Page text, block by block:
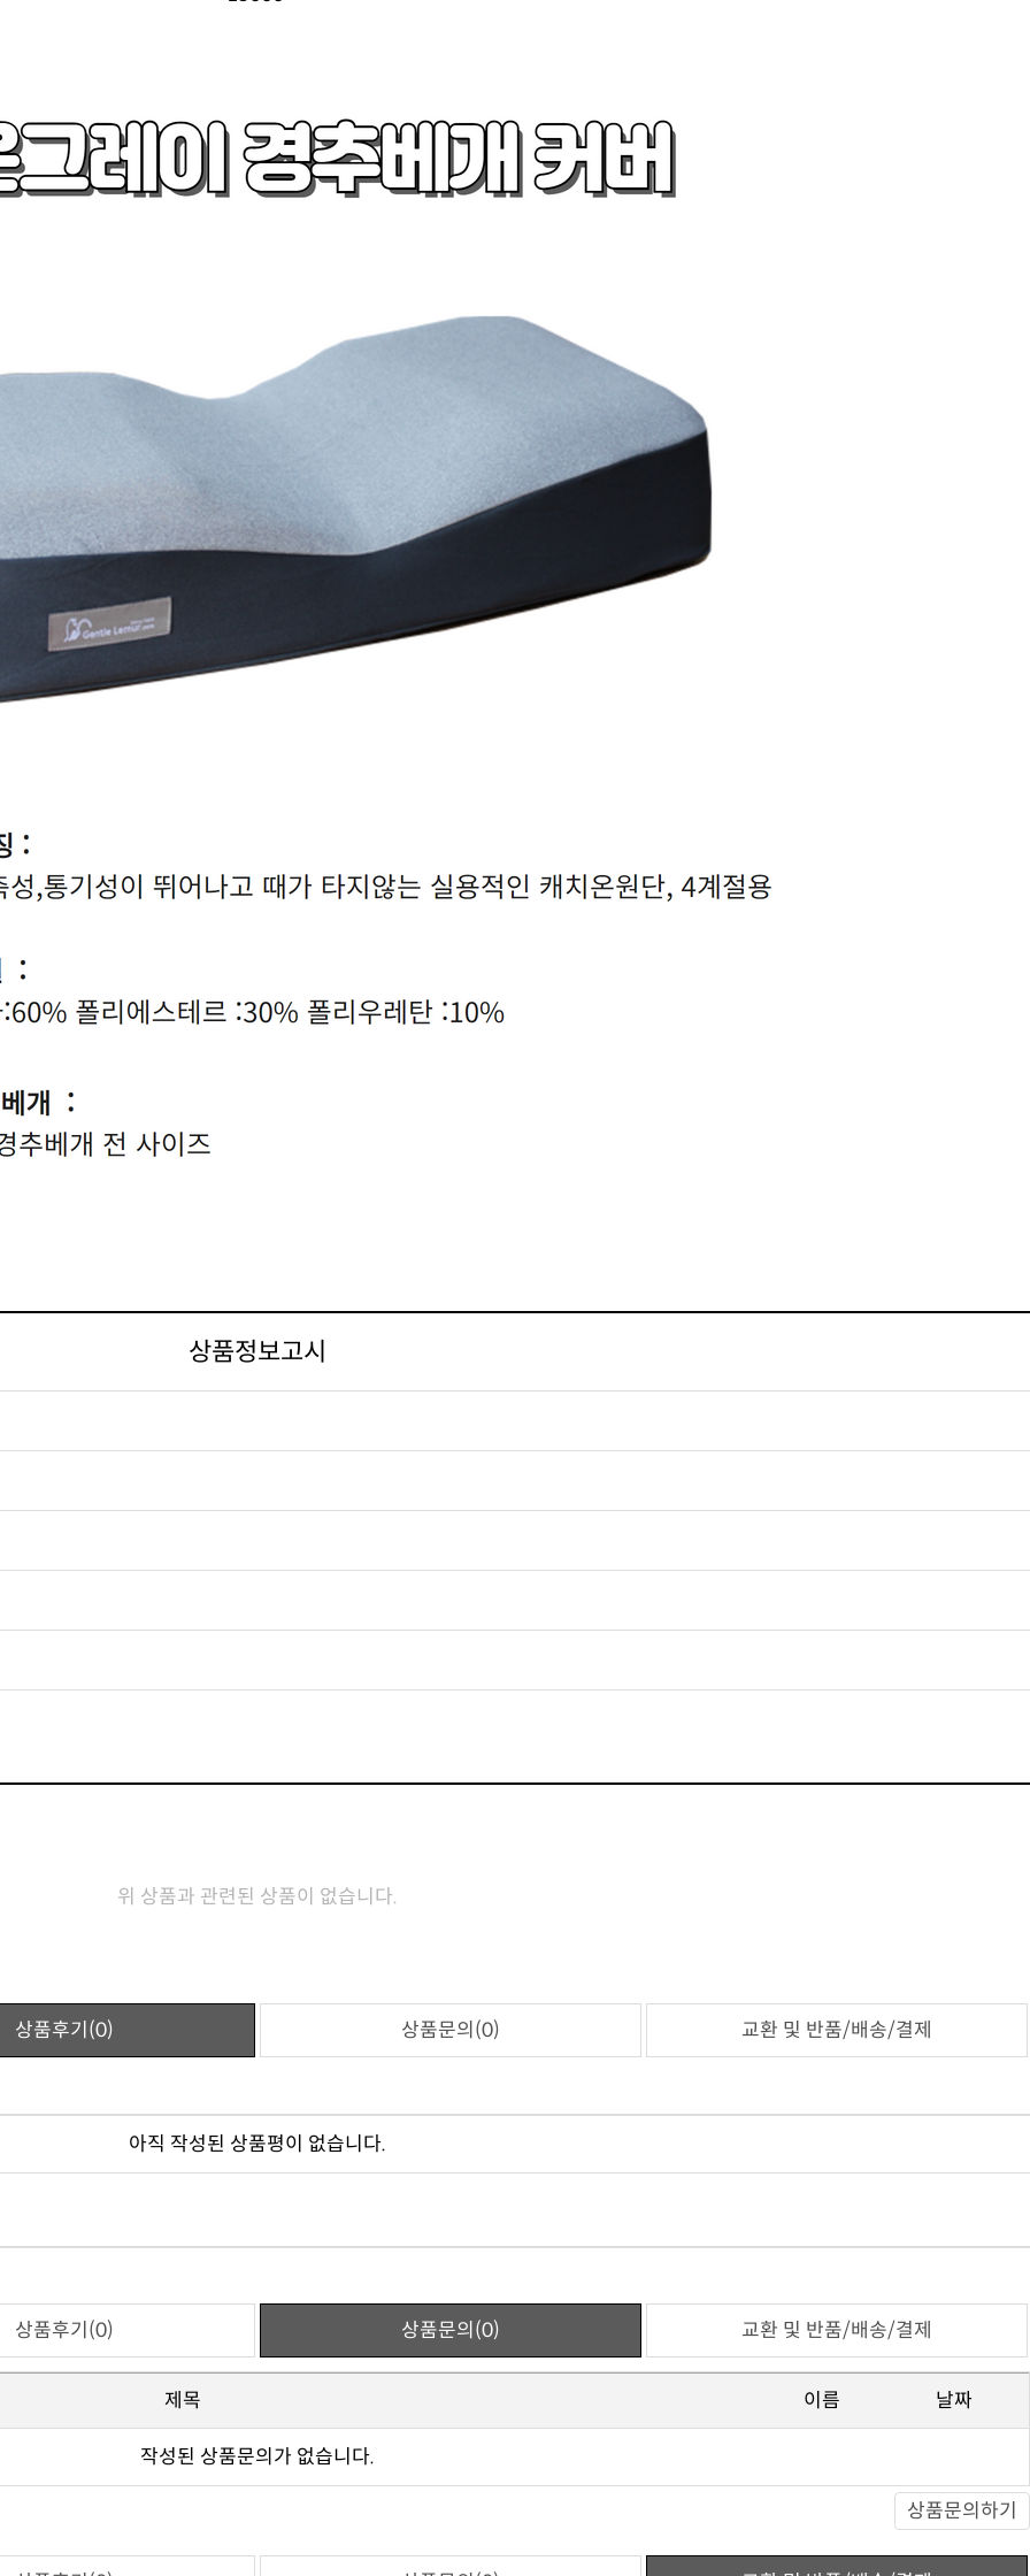
상품정보고시
위 상품과 관련된 상품이 없습니다.
상품후기(0) 상품문의(0) 교환 및 반품/배송/결제
아직 작성된 상품평이 없습니다.
상품후기(0) 상품문의(0) 교환 및 반품/배송/결제
제목 이름 날짜
작성된 상품문의가 없습니다.
상품문의하기